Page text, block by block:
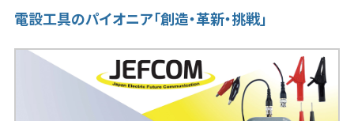
電設工具のパイオニア「創造・革新・挑戦」